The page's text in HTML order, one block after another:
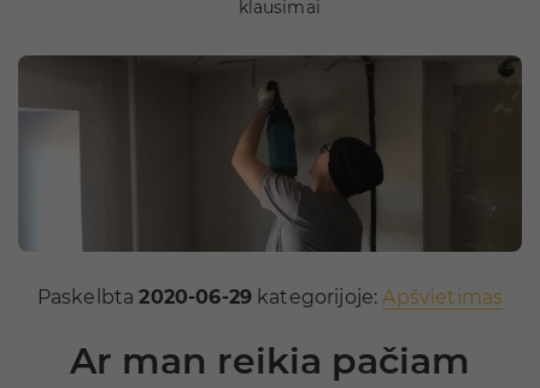
klausimai
Paskelbta2020-06-29 kategorijoje:Apšvietimas
Ar man reikia pačiam